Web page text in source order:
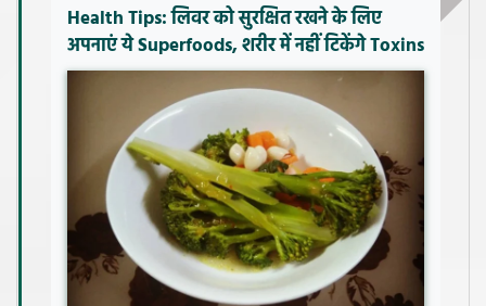
Health Tips: लिवर को सुरक्षित रखने के लिए
अपनाएं ये Superfoods, शरीर में नहीं टिकेंगे Toxins